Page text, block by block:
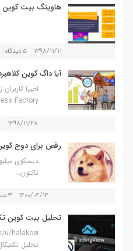
هاوینگ بیت کوین
۱۳۹۸/۱۱/۱۱ ۵ دیدگاه
آیا داگ کوین
اخیرا
Factory...
۱۳۹۸/۱۱/۲۸
رقص برای دوج
دیسکوی
تاکنون...
۱۴۰۰/۰۴/۱۴ ۳ دیدگاه
تحلیل بیت کوین تکنیکال
تحلیل تکنیکال 26 فروردین